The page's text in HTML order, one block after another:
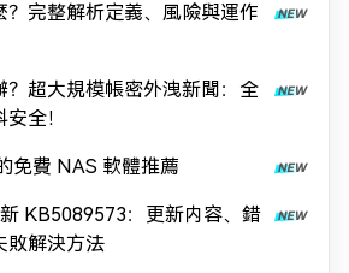
？完整解析定義、風險與運作
？超大規模帳密外洩新聞：全
全！
免費 NAS 軟體推薦
KB5089573：更新内容、錯
敗解決方法